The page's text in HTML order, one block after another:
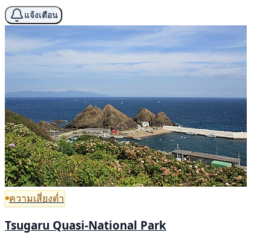
แจ้งเตือน
ความเสี่ยงต่ำ
Tsugaru Quasi-National Park